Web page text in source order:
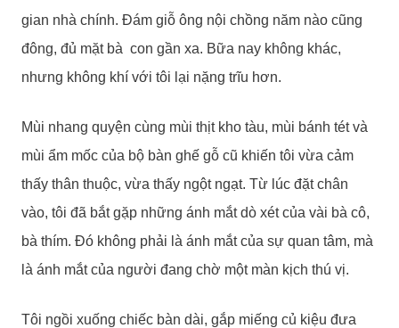
gian nhà chính. Đám giỗ ông nội chồng năm nào cũng
đông, đủ mặt bà con gần xa. Bữa nay không khác,
nhưng không khí với tôi lại nặng trĩu hơn.
Mùi nhang quyện cùng mùi thịt kho tàu, mùi bánh tét và
mùi ẩm mốc của bộ bàn ghế gỗ cũ khiến tôi vừa cảm
thấy thân thuộc, vừa thấy ngột ngạt. Từ lúc đặt chân
vào, tôi đã bắt gặp những ánh mắt dò xét của vài bà cô,
bà thím. Đó không phải là ánh mắt của sự quan tâm, mà
là ánh mắt của người đang chờ một màn kịch thú vị.
Tôi ngồi xuống chiếc bàn dài, gắp miếng củ kiệu đưa